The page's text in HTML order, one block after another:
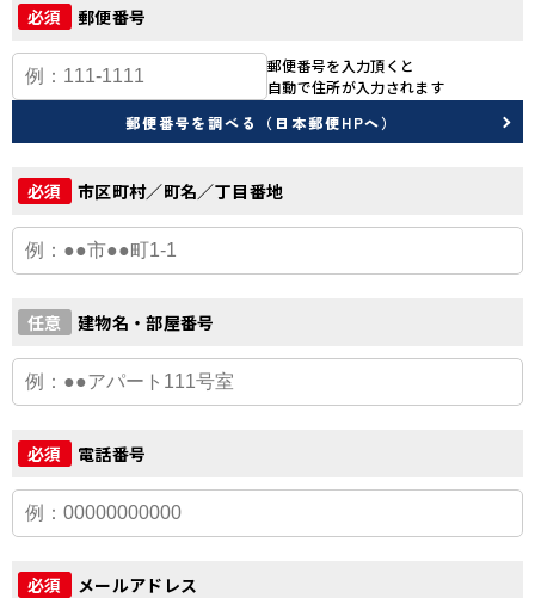
必須 郵便番号
郵便番号を入力頂くと
自動で住所が入力されます
郵便番号を調べる（日本郵便HPへ）
必須 市区町村／町名／丁目番地
任意 建物名・部屋番号
必須 電話番号
必須 メールアドレス